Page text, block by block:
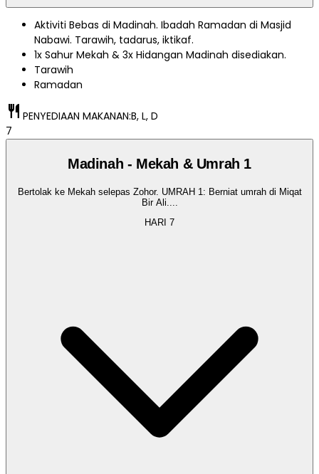
Aktiviti Bebas di Madinah. Ibadah Ramadan di Masjid
Nabawi. Tarawih, tadarus, iktikaf.
1x Sahur Mekah & 3x Hidangan Madinah disediakan.
Tarawih
Ramadan
restaurant PENYEDIAAN MAKANAN:B, L, D
7
Madinah - Mekah & Umrah 1
Bertolak ke Mekah selepas Zohor. UMRAH 1: Berniat umrah di Miqat
Bir Ali.
HARI 7